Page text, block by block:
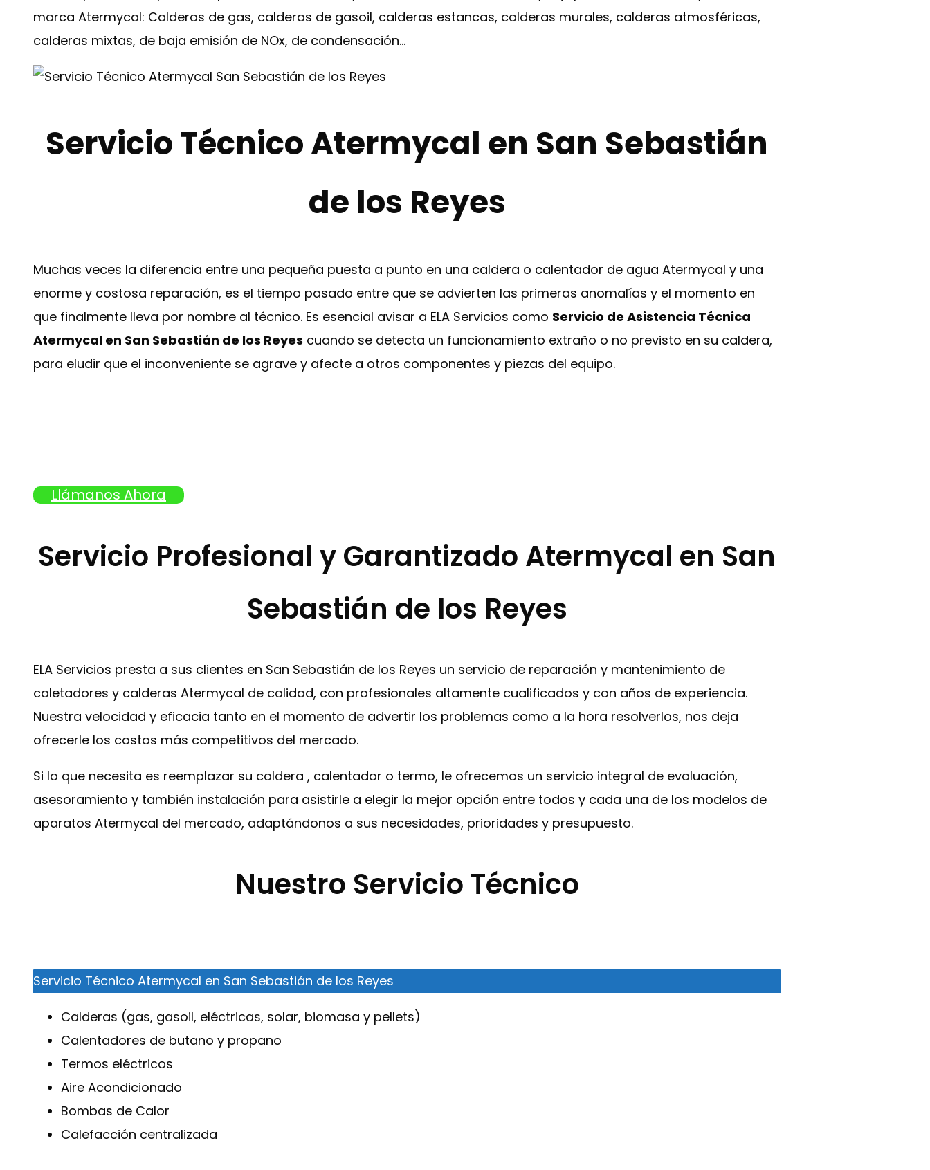
marca Atermycal: Calderas de gas, calderas de gasoil, calderas estancas, calderas murales, calderas atmosféricas,
calderas mixtas, de baja emisión de NOx, de condensación…
Servicio Técnico Atermycal en San Sebastián
de los Reyes
Muchas veces la diferencia entre una pequeña puesta a punto en una caldera o calentador de agua Atermycal y una
enorme y costosa reparación, es el tiempo pasado entre que se advierten las primeras anomalías y el momento en
que finalmente lleva por nombre al técnico. Es esencial avisar a ELA Servicios como Servicio de Asistencia Técnica
Atermycal en San Sebastián de los Reyes cuando se detecta un funcionamiento extraño o no previsto en su caldera,
para eludir que el inconveniente se agrave y afecte a otros componentes y piezas del equipo.
Llámanos Ahora
Servicio Profesional y Garantizado Atermycal en San
Sebastián de los Reyes
ELA Servicios presta a sus clientes en San Sebastián de los Reyes un servicio de reparación y mantenimiento de
caletadores y calderas Atermycal de calidad, con profesionales altamente cualificados y con años de experiencia.
Nuestra velocidad y eficacia tanto en el momento de advertir los problemas como a la hora resolverlos, nos deja
ofrecerle los costos más competitivos del mercado.
Si lo que necesita es reemplazar su caldera , calentador o termo, le ofrecemos un servicio integral de evaluación,
asesoramiento y también instalación para asistirle a elegir la mejor opción entre todos y cada una de los modelos de
aparatos Atermycal del mercado, adaptándonos a sus necesidades, prioridades y presupuesto.
Nuestro Servicio Técnico
Servicio Técnico Atermycal en San Sebastián de los Reyes
Calderas (gas, gasoil, eléctricas, solar, biomasa y pellets)
Calentadores de butano y propano
Termos eléctricos
Aire Acondicionado
Bombas de Calor
Calefacción centralizada